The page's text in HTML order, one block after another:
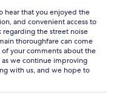
hear that you enjoyed the
and convenient access to
the street noise
thoroughfare can come
your comments about the
we continue improving
with us, and we hope to